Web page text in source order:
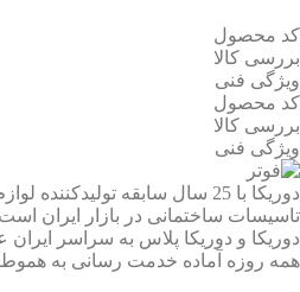
کد محصول
بررسی کالا
ویژگی فنی
کد محصول
بررسی کالا
ویژگی فنی
دوریکا با 25 سال سابقه
دوریکا و دوریکا پلاس به سراسر
همه روزه آماده خدمت رسانی به